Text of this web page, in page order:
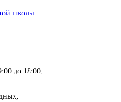
школы
до 18:00,